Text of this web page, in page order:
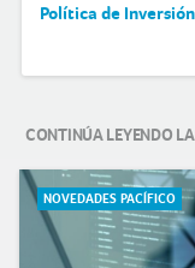
Política de
CONTINÚA LEYENDO
NOVEDADES PACÍFICO